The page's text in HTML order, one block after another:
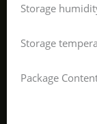
Storage
Storage
Package